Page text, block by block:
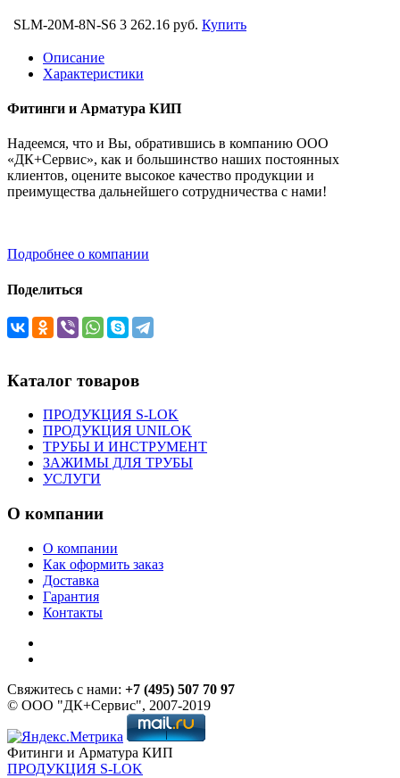
SLM-20M-8N-S6 3 262.16 руб. Купить
Описание
Характеристики
Фитинги и Арматура КИП
Надеемся, что и Вы, обратившись в компанию ООО
«ДК+Сервис», как и большинство наших постоянных
клиентов, оцените высокое качество продукции и
преимущества дальнейшего сотрудничества с нами!
Подробнее о компании
Поделиться
Каталог товаров
ПРОДУКЦИЯ S-LOK
ПРОДУКЦИЯ UNILOK
ТРУБЫ И ИНСТРУМЕНТ
ЗАЖИМЫ ДЛЯ ТРУБЫ
УСЛУГИ
О компании
О компании
Как оформить заказ
Доставка
Гарантия
Контакты
Свяжитесь с нами: +7 (495) 507 70 97
© ООО "ДК+Сервис", 2007-2019
Фитинги и Арматура КИП
ПРОДУКЦИЯ S-LOK